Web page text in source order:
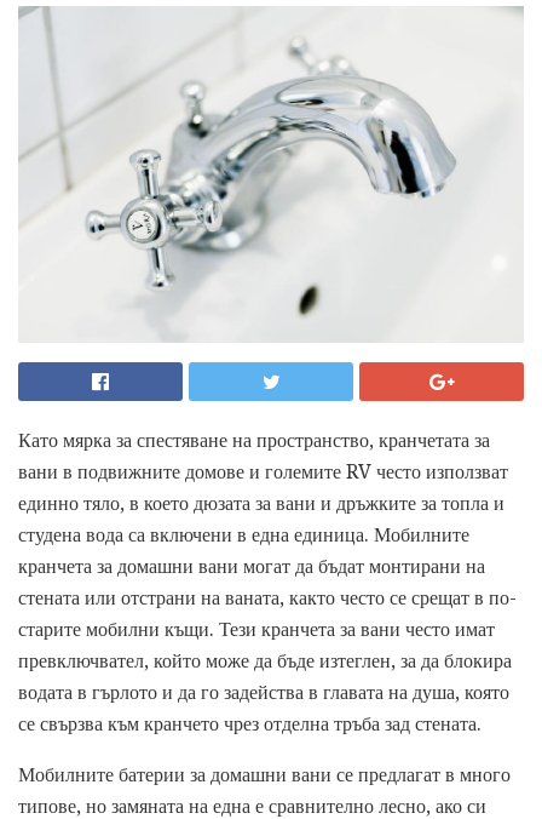
Като мярка за спестяване на пространство, кранчетата за
вани в подвижните домове и големите RV често използват
единно тяло, в което дюзата за вани и дръжките за топла и
студена вода са включени в една единица. Мобилните
кранчета за домашни вани могат да бъдат монтирани на
стената или отстрани на ваната, както често се срещат в по-
старите мобилни къщи. Тези кранчета за вани често имат
превключвател, който може да бъде изтеглен, за да блокира
водата в гърлото и да го задейства в главата на душа, която
се свързва към кранчето чрез отделна тръба зад стената.
Мобилните батерии за домашни вани се предлагат в много
типове, но замяната на една е сравнително лесно, ако си